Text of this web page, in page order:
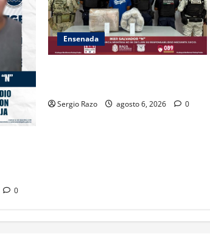
0
Ensenada
Sergio Razo agosto 6, 2026 0